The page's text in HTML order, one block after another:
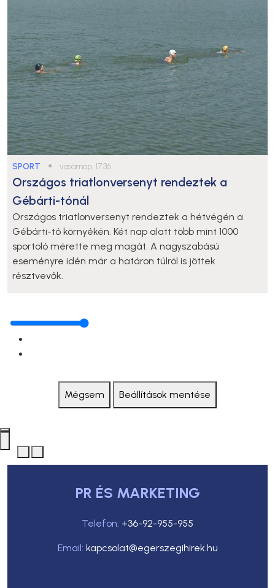
SPORT ● vasárnap, 17:36
Országos triatlonversenyt rendeztek a
Gébárti-tónál
Országos triatlonversenyt rendeztek a hétvégén a
Gébárti-tó környékén. Két nap alatt több mint 1000
sportoló mérette meg magát. A nagyszabású
eseményre idén már a határon túlról is jöttek
résztvevők.
Mégsem Beállítások mentése
PR ÉS MARKETING
Telefon: +36-92-955-955
Email: kapcsolat@egerszegihirek.hu